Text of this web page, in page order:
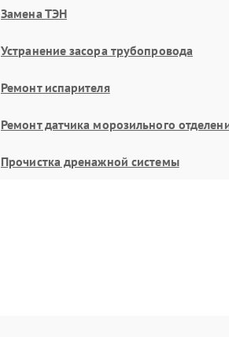
Замена ТЭН
Устранение засора трубопровода
Ремонт испарителя
Ремонт датчика морозильного
Прочистка дренажной системы